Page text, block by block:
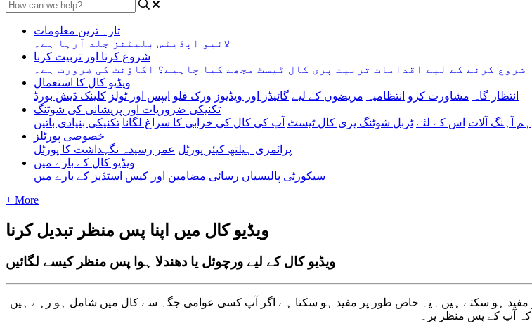
تازہ ترین معلومات
لائیو اپڈیٹس بلیٹنز
جلد آرہا ہے۔
شروع کرنا اور تربیت کرنا
شروع کرنے کے لیے اقدامات تربیت پری کال ٹیسٹ مجھے کیا چاہیے؟ اکاؤنٹ کی ضرورت ہے۔
ویڈیو کال کا استعمال
انتظار گاہ
مشاورت کرو انتظامیہ مریضوں کے لیے گائیڈز اور ویڈیوز ورک فلو ایپس اور ٹولز کلینک ڈیش بورڈ
تکنیکی ضروریات اور پریشانی کی شوٹنگ
ہم آہنگ آلات اس کے لئے ٹربل شوٹنگ پری کال ٹیسٹ آپ کی کال کی خرابی کا سراغ لگانا تکنیکی بنیادی باتیں
خصوصی پورٹلز
پرائمری ہیلتھ کیئر پورٹل عمر رسیدہ نگہداشت کا پورٹل
ویڈیو کال کے بارے میں
سیکورٹی پالیسیاں رسائی مضامین اور کیس اسٹڈیز کے بارے میں
+ More
ویڈیو کال میں اپنا پس منظر تبدیل کرنا
ویڈیو کال کے لیے ورچوئل یا دھندلا ہوا پس منظر کیسے لگائیں
مفید ہو سکت ے ہیں ی خاص طور پر مفید ہو سکتا ہ ے گر پ کسی عو می جگ س ے کال میں شامل ہو ر ہ ے ہیں
ک پ ک ے پس منظر پر